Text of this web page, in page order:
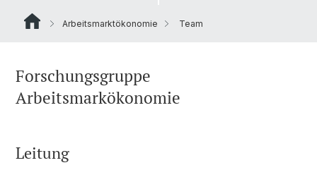
Arbeitsmarktökonomie Team
Forschungsgruppe
Arbeitsmarkökonomie
Leitung